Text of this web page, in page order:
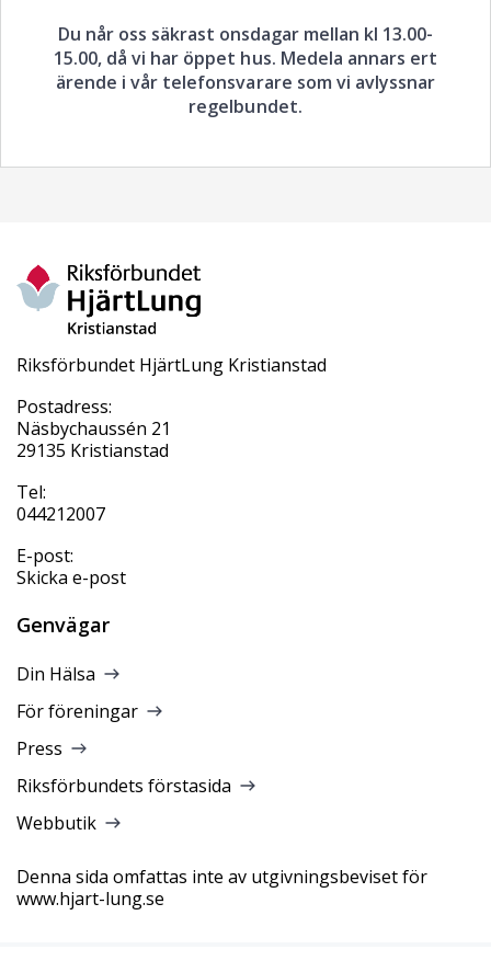
Du når oss säkrast onsdagar mellan kl 13.00-
15.00, då vi har öppet hus. Medela annars ert
ärende i vår telefonsvarare som vi avlyssnar
regelbundet.
Riksförbundet HjärtLung Kristianstad
Postadress:
Näsbychaussén 21
29135 Kristianstad
Tel:
044212007
E-post:
Skicka e-post
Genvägar
Din Hälsa
För föreningar
Press
Riksförbundets förstasida
Webbutik
Denna sida omfattas inte av utgivningsbeviset för
www.hjart-lung.se